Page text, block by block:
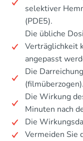
selektiver
(PDE5).
Die übliche
Verträglichkeit
angepasst
Die
(filmüberzogen).
Die Wirkung
Minuten nach
Die
Vermeiden Sie